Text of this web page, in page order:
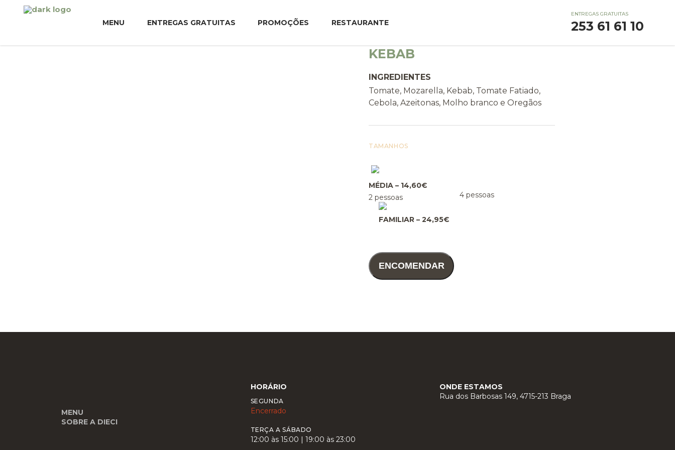
MENU ENTREGAS GRATUITAS PROMOÇÕES RESTAURANTE
ENTREGAS GRATUITAS
253 61 61 10
KEBAB
INGREDIENTES
Tomate, Mozarella, Kebab, Tomate Fatiado,
Cebola, Azeitonas, Molho branco e Oregãos
TAMANHOS
MÉDIA – 14,60€
2 pessoas
FAMILIAR – 24,95€
4 pessoas
ENCOMENDAR
MENU
SOBRE A DIECI
HORÁRIO
SEGUNDA
Encerrado
TERÇA A SÁBADO
12:00 às 15:00 | 19:00 às 23:00
ONDE ESTAMOS
Rua dos Barbosas 149, 4715-213 Braga